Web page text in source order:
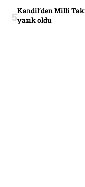
Kandil’den Milli
yazık oldu